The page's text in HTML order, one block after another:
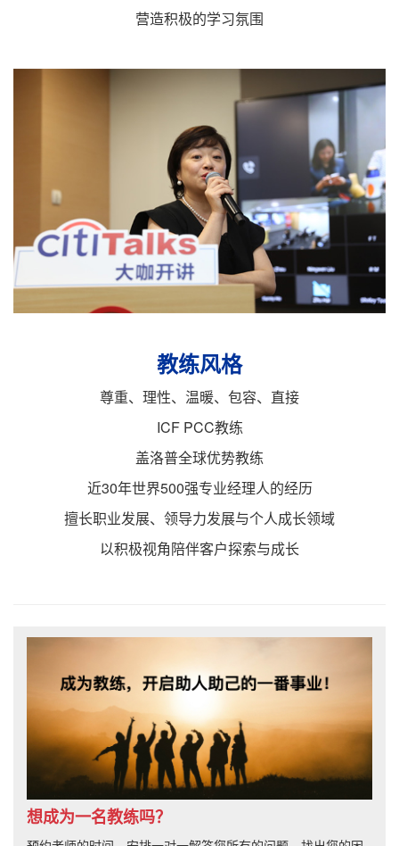
营造积极的学习氛围
教练风格
尊重、理性、温暖、包容、直接
ICF PCC教练
盖洛普全球优势教练
近30年世界500强专业经理人的经历
擅长职业发展、领导力发展与个人成长领域
以积极视角陪伴客户探索与成长
想成为一名教练吗？